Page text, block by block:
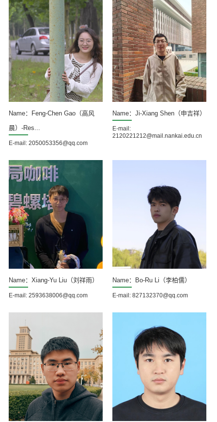
Name：Feng-Chen Gao（高风
晨）-Res...
E-mail: 2050053356@qq.com
Name：Ji-Xiang Shen（申吉祥）
E-mail:
2120221212@mail.nankai.edu.cn
Name：Xiang-Yu Liu（刘祥雨）
E-mail: 2593638006@qq.com
Name：Bo-Ru Li（李柏儒）
E-mail: 827132370@qq.com